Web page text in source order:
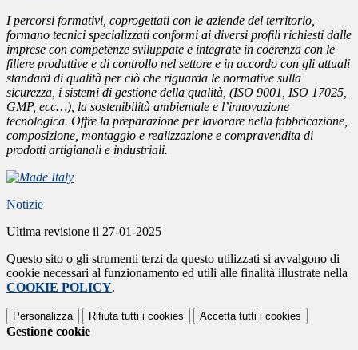
I percorsi formativi, coprogettati con le aziende del territorio,
formano tecnici specializzati conformi ai diversi profili richiesti dalle
imprese con competenze sviluppate e integrate in coerenza con le
filiere produttive e di controllo nel settore e in accordo con gli attuali
standard di qualità per ciò che riguarda le normative sulla
sicurezza, i sistemi di gestione della qualità, (ISO 9001, ISO 17025,
GMP, ecc…), la sostenibilità ambientale e l’innovazione
tecnologica. Offre la preparazione per lavorare nella fabbricazione,
composizione, montaggio e realizzazione e compravendita di
prodotti artigianali e industriali.
Notizie
Ultima revisione il 27-01-2025
Questo sito o gli strumenti terzi da questo utilizzati si avvalgono di
cookie necessari al funzionamento ed utili alle finalità illustrate nella
COOKIE POLICY.
Personalizza Rifiuta tutti i cookies Accetta tutti i cookies
Gestione cookie